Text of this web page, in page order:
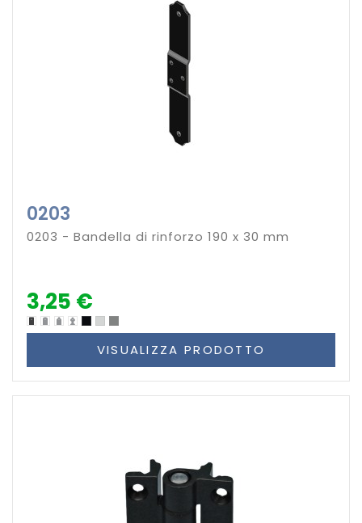
0203
0203 - Bandella di rinforzo 190 x 30 mm
3,25 €
VISUALIZZA PRODOTTO